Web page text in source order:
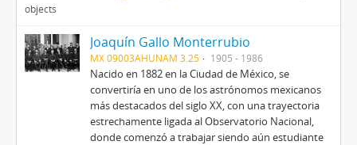
objects
Joaquín Gallo Monterrubio
MX 09003AHUNAM 3.25 1905 - 1986
Nacido en 1882 en la Ciudad de México, se
convertiría en uno de los astrónomos mexicanos
más destacados del siglo XX, con una trayectoria
estrechamente ligada al Observatorio Nacional,
donde comenzó a trabajar siendo aún estudiante